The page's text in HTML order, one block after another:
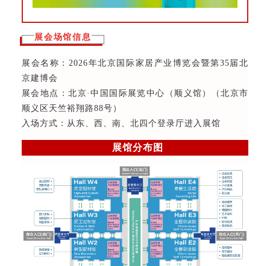
展会场馆信息
展会名称：2026年北京国际家居产业博览会暨第35届北
京建博会
展会地点：北京·中国国际展览中心（顺义馆）（北京市
顺义区天竺裕翔路88号）
入场方式：从东、西、南、北四个登录厅进入展馆
展馆分布图